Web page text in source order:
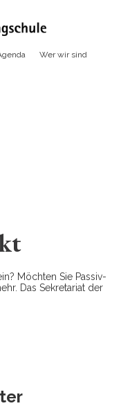
Wer wir sind
Möchten Sie Passiv-
Das Sekretariat der